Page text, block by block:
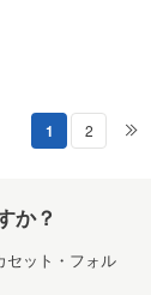
1 2
か？
セット・フォル